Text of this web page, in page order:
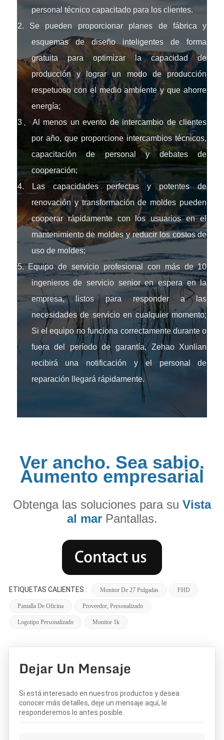
personal técnico capacitado para los clientes.
2. Se pueden proporcionar planes de fábrica y
esquemas de diseño inteligentes de forma
gratuita para optimizar la capacidad de
producción y lograr un modo de producción
respetuoso con el medio ambiente y que ahorre
energía;
3、Al menos un evento de intercambio de clientes
por año, que proporcione intercambios técnicos,
capacitación de personal y debates de
cooperación;
4. Las capacidades perfectas y potentes de
renovación y transformación de moldes pueden
cooperar rápidamente con los usuarios en el
mantenimiento de moldes y reducir los costos de
uso de moldes;
5. Equipo de servicio profesional con más de 10
ingenieros de servicio senior en espera en la
empresa, listos para responder a las
necesidades de servicio en cualquier momento;
Si el equipo no funciona correctamente durante o
fuera del período de garantía, Zehao Xunlian
recibirá una notificación y el personal de
reparación llegará rápidamente.
Ver ancho. Sea sabio.
Aumento empresarial
Obtenga las soluciones para su Vista
al marPantallas.
ETIQUETAS CALIENTES : Monitor De 27 Pulgadas FHD
Pantalla De Oficina Proveedor, Personalizado
Logotipo Personalizado Monitor 1k
Dejar Un Mensaje
Si está interesado en nuestros productos y desea
conocer más detalles, deje un mensaje aquí, le
responderemos lo antes posible.